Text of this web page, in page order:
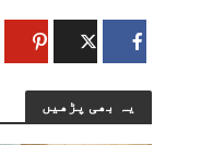
یہ بھی پڑھیں